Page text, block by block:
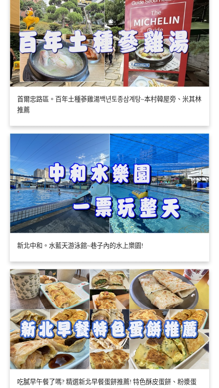
首爾忠路區。百年土種蔘雞湯백년토종삼계탕~本村韓屋旁、米其林
推薦
新北中和。水藍天游泳館~巷子內的水上樂園!
吃膩早午餐了嗎? 精選新北早餐蛋餅推薦! 特色酥皮蛋餅、粉漿蛋